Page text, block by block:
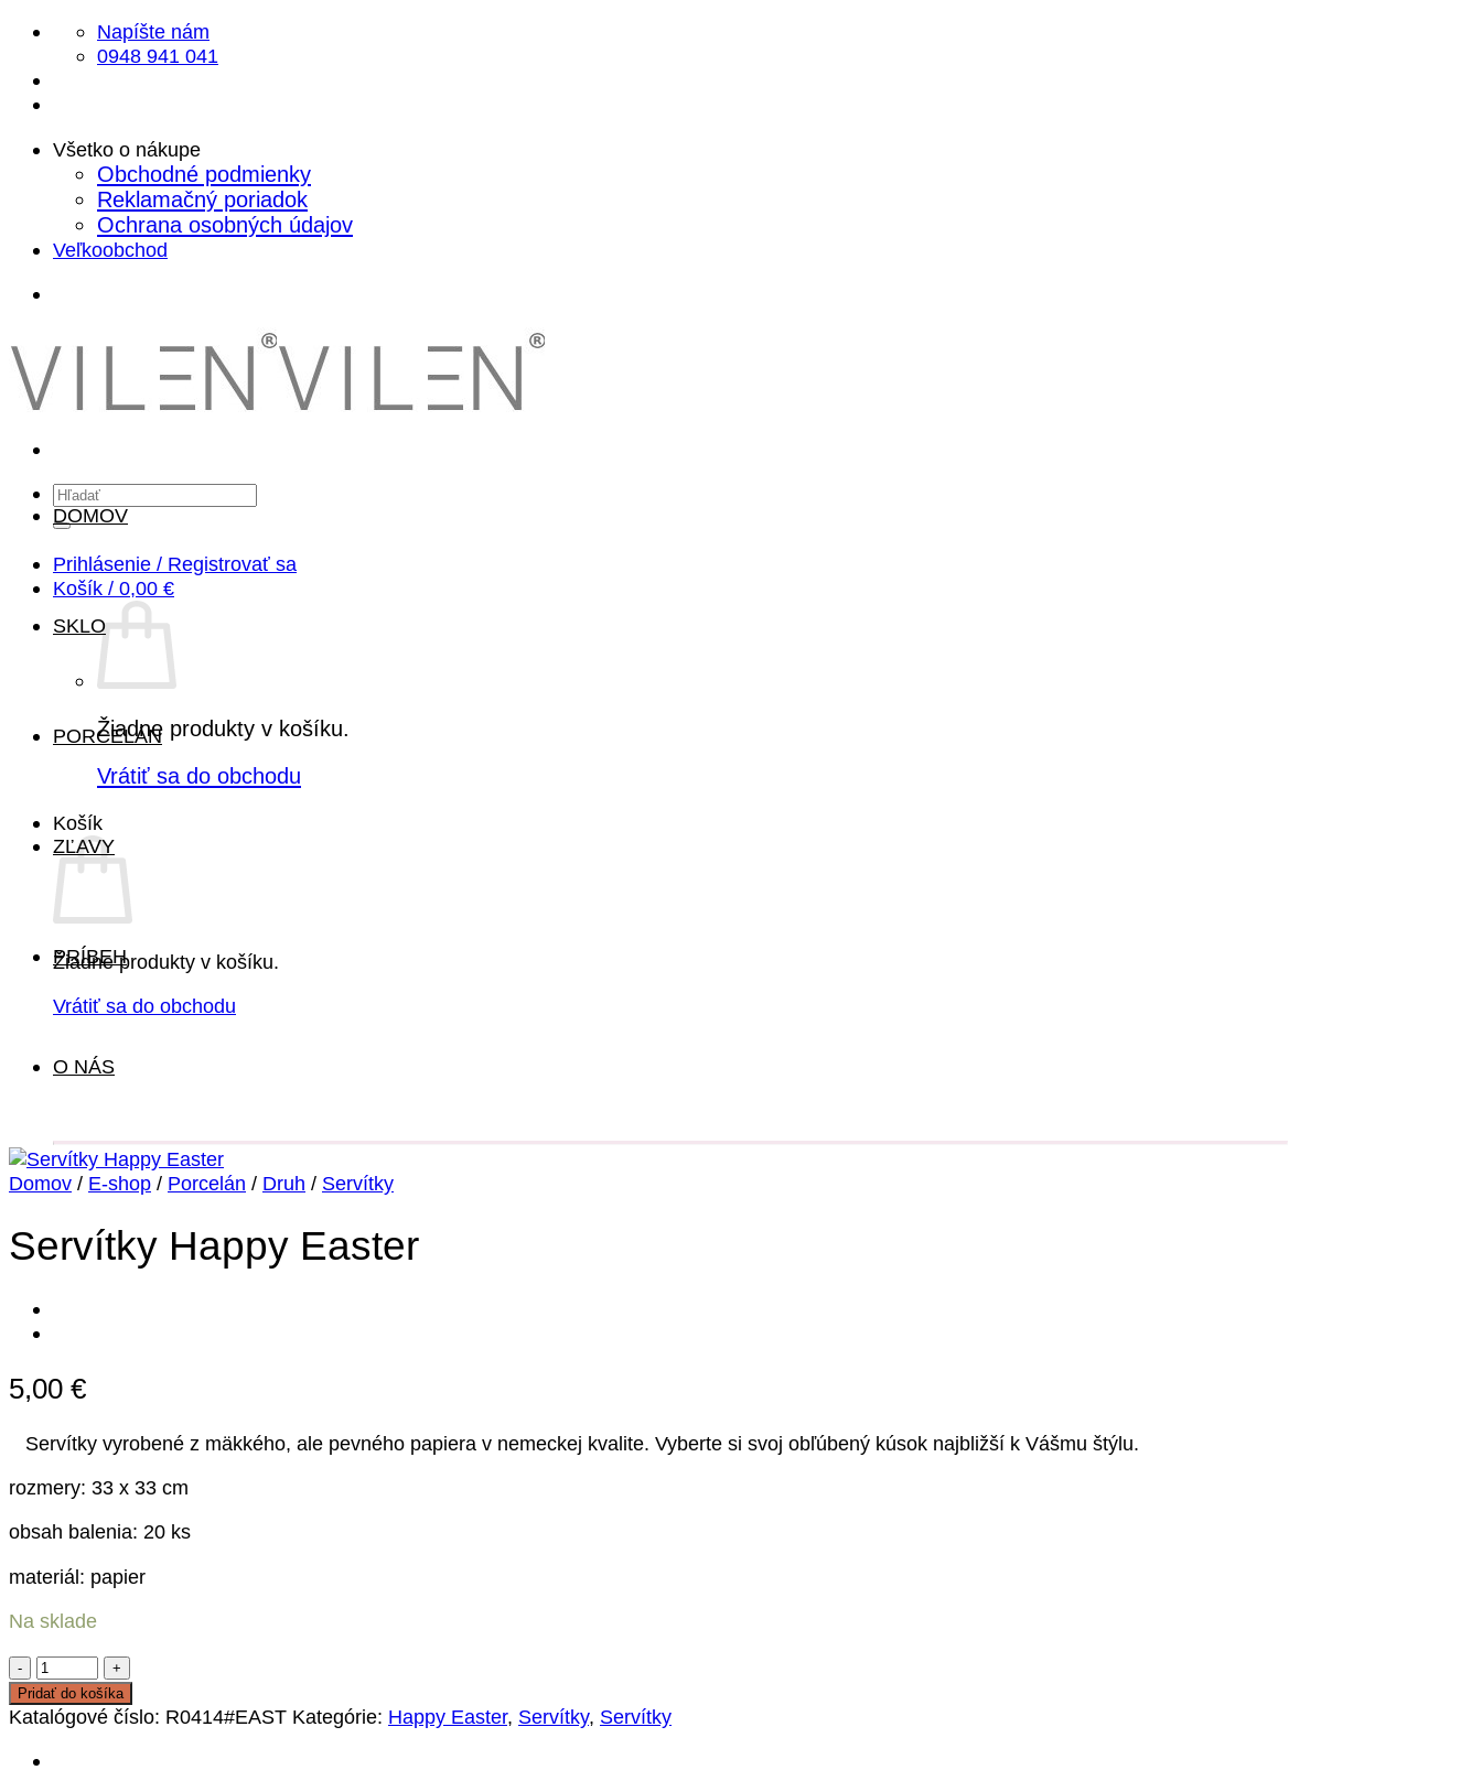
Skip
content
Napíšte nám
0948 941 041
Všetko o nákupe
Obchodné podmienky
Reklamačný poriadok
Ochrana osobných údajov
Veľkoobchod
Hľadať:
Prihlásenie / Registrovať sa
Košík / 0,00 €
Žiadne produkty v košíku.
Vrátiť sa do obchodu
Košík
Žiadne produkty v košíku.
Vrátiť sa do obchodu
DOMOV
SKLO
PORCELÁN
ZĽAVY
PRÍBEH
O NÁS
Domov / E-shop / Porcelán / Druh / Servítky
Servítky Happy Easter
5,00 €
Servítky vyrobené z mäkkého, ale pevného papiera v nemeckej kvalite. Vyberte si svoj obľúbený kúsok najbližší k Vášmu štýlu.
rozmery: 33 x 33 cm
obsah balenia: 20 ks
materiál: papier
Na sklade
množstvo
Servítky
Happy
Pridať do košíka
Katalógové číslo: R0414#EAST Kategórie: Happy Easter, Servítky, Servítky